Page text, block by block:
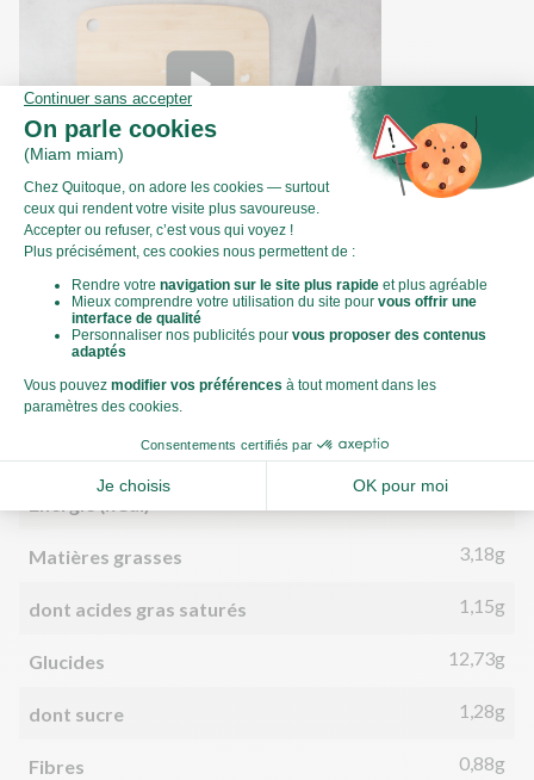
Comment émincer un oignon ?
Valeurs nutritionnelles
Par personne Pour 100g
Matières grasses 3,18g
dont acides gras saturés 1,15g
Glucides 12,73g
dont sucre 1,28g
Fibres 0,88g